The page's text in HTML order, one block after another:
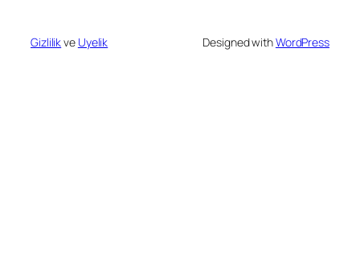
Gizlilikve Uyelik Designed withWordPress